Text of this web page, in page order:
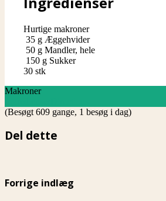
Hurtige makroner
35 g Æggehvider
50 g Mandler, hele
150 g Sukker
30 stk
Makroner
(Besøgt 609 gange, 1 besøg i dag)
Del dette
Forrige indlæg